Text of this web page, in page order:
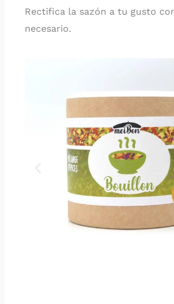
Rectifica la sazón a tu gusto
necesario.